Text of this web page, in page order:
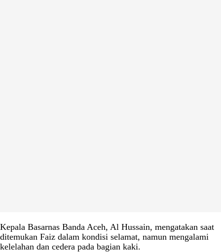
Kepala Basarnas Banda Aceh, Al Hussain, mengatakan saat
ditemukan Faiz dalam kondisi selamat, namun mengalami
kelelahan dan cedera pada bagian kaki.